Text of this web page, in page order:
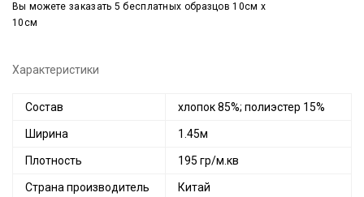
Вы можете заказать 5 бесплатных образцов 10см x
10см
Характеристики
Состав хлопок 85%; полиэстер 15%
Ширина 1.45м
Плотность 195 гр/м.кв
Страна производитель Китай